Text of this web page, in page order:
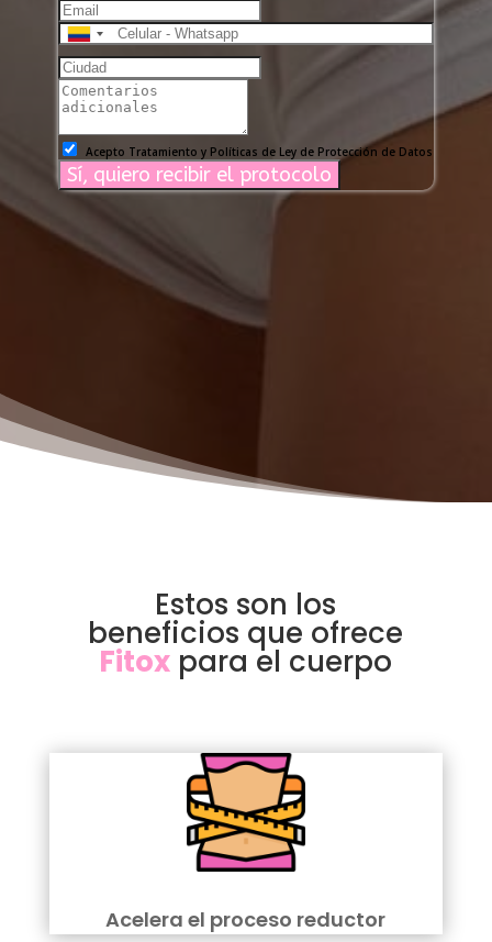
Estos son los
beneficios que ofrece
Fitox para el cuerpo
Acelera el proceso reductor